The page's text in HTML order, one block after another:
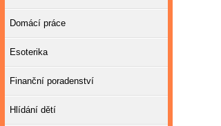
Domácí práce
Esoterika
Finanční poradenství
Hlídání dětí